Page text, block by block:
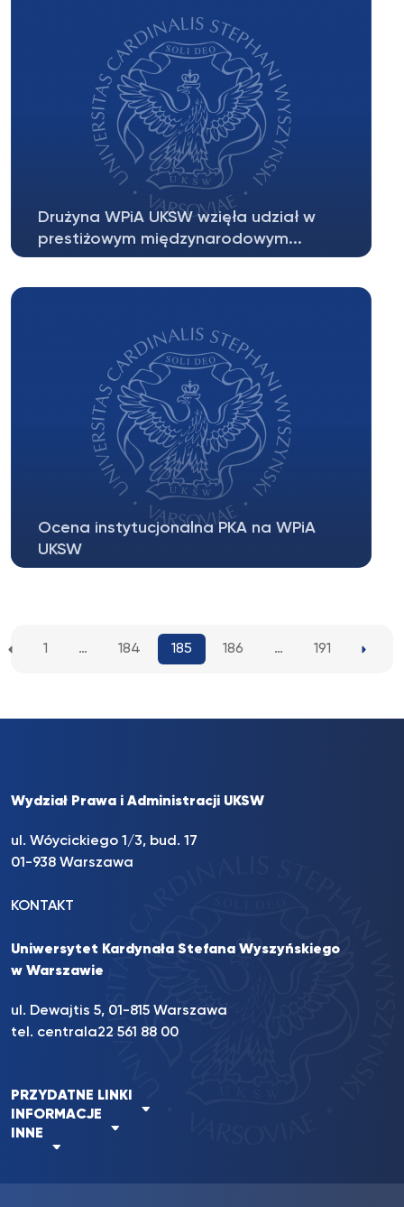
Drużyna WPiA UKSW wzięła udział w
prestiżowym międzynarodowym...
prestiżowym konkursie typu moot...
Ocena instytucjonalna PKA na WPiA
UKSW
1 … 184 185 186 … 191
Wydział Prawa i Administracji UKSW
ul. Wóycickiego 1/3, bud. 17
01-938 Warszawa
KONTAKT
Uniwersytet Kardynała Stefana Wyszyńskiego
w Warszawie
ul. Dewajtis 5, 01-815 Warszawa
tel. centrala22 561 88 00
PRZYDATNE LINKI
INFORMACJE
INNE